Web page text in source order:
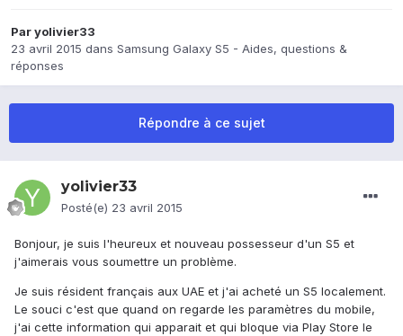
Paryolivier33
23 avril 2015 dans Samsung Galaxy S5 - Aides, questions &
réponses
Répondre à ce sujet
yolivier33
Posté(e) 23 avril 2015
Bonjour, je suis l'heureux et nouveau possesseur d'un S5 et
j'aimerais vous soumettre un problème.
Je suis résident français aux UAE et j'ai acheté un S5 localement.
Le souci c'est que quand on regarde les paramètres du mobile,
j'ai cette information qui apparait et qui bloque via Play Store le